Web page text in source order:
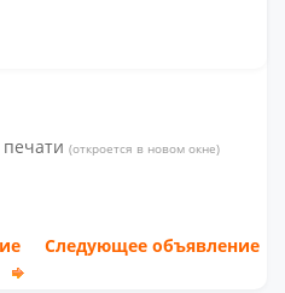
(откроется в новом окне)
Следующее объявление